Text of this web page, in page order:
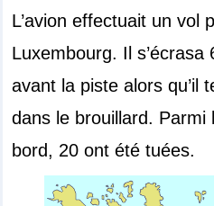
L’avion effectuait un vol
Luxembourg. Il
avant la piste alors qu’il
dans le brouillard. Parmi
bord, 20 ont été tuées.